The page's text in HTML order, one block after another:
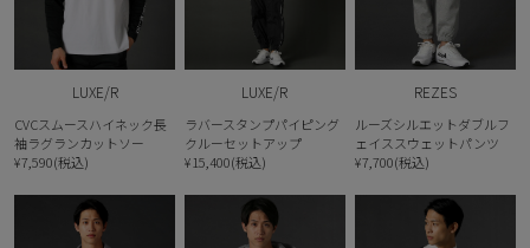
LUXE/R
CVCスムースハイネック長
袖ラグランカットソー
¥7,590(税込)
LUXE/R
ラバースタンプパイピング
クルーセットアップ
¥15,400(税込)
REZES
ルーズシルエットダブルフ
ェイススウェットパンツ
¥7,700(税込)